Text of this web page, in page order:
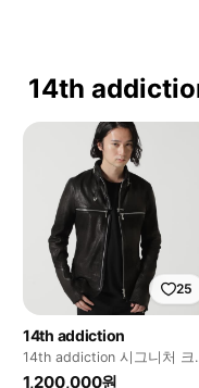
14th
25
14th addiction
14th addiction 시그니처 크
스 집 양가죽 재킷
1,200,000원